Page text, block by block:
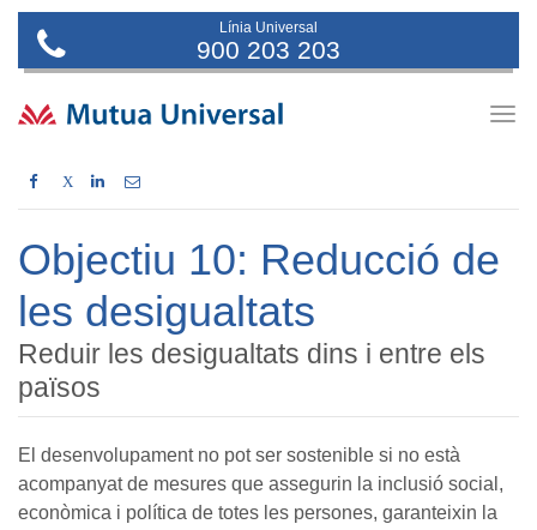
Línia Universal
900 203 203
X
Objectiu 10: Reducció de
les desigualtats
Reduir les desigualtats dins i entre els
països
El desenvolupament no pot ser sostenible si no està
acompanyat de mesures que assegurin la inclusió social,
econòmica i política de totes les persones, garanteixin la